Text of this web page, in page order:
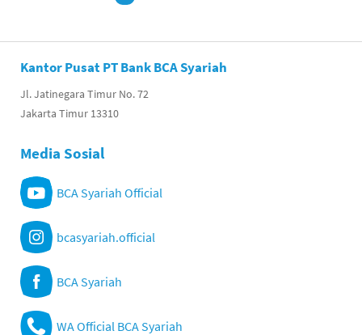
Kantor Pusat PT Bank BCA Syariah
Jl. Jatinegara Timur No. 72
Jakarta Timur 13310
Media Sosial
BCA Syariah Official
bcasyariah.official
BCA Syariah
WA Official BCA Syariah